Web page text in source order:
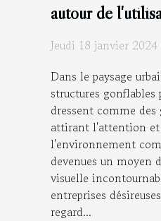
autour de
publicitaires
Jeudi 18 janvier
Dans le paysage
structures gonflables
dressent comme des
attirant l'attention et
l'environnement
devenues un moyen
visuelle
entreprises
regard...